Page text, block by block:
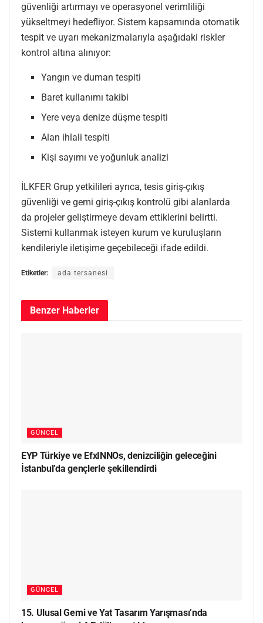
güvenliği artırmayı ve operasyonel verimliliği
yükseltmeyi hedefliyor. Sistem kapsamında otomatik
tespit ve uyarı mekanizmalarıyla aşağıdaki riskler
kontrol altına alınıyor:
Yangın ve duman tespiti
Baret kullanımı takibi
Yere veya denize düşme tespiti
Alan ihlali tespiti
Kişi sayımı ve yoğunluk analizi
İLKFER Grup yetkilileri ayrıca, tesis giriş-çıkış
güvenliği ve gemi giriş-çıkış kontrolü gibi alanlarda
da projeler geliştirmeye devam ettiklerini belirtti.
Sistemi kullanmak isteyen kurum ve kuruluşların
kendileriyle iletişime geçebileceği ifade edildi.
Etiketler: ada tersanesi
Benzer Haberler
GÜNCEL
EYP Türkiye ve EfxINNOs, denizciliğin geleceğini
İstanbul’da gençlerle şekillendirdi
GÜNCEL
15. Ulusal Gemi ve Yat Tasarım Yarışması’nda